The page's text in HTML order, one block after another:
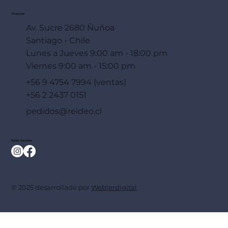
Dirección
Av. Sucre 2680 Ñuñoa
Santiago - Chile
Lunes a Jueves 9:00 am - 18:00 pm
Viernes 9:00 am - 15:00 pm
+56 9 4754 7994 (ventas)
+56 2 2437 0151
pedidos@reideo.cl
Redes Sociales
© 2025 desarrollado por Weblerdigital